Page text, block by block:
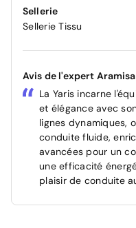
Sellerie
Sellerie Tissu
Avis de l'expert
La Yaris incarne
et élégance avec
lignes dynamiques,
conduite fluide,
avancées pour un
une efficacité
plaisir de conduite